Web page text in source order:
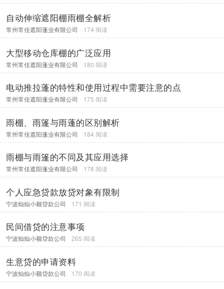
自动伸缩遮阳棚雨棚全解析
常州常佳遮阳蓬业有限公司 174 阅读
大型移动仓库棚的广泛应用
常州常佳遮阳蓬业有限公司 180 阅读
电动推拉蓬的特性和使用过程中需要注意的点
常州常佳遮阳蓬业有限公司 175 阅读
雨棚、雨篷与雨蓬的区别解析
常州常佳遮阳蓬业有限公司 184 阅读
雨棚与雨篷的不同及其应用选择
常州常佳遮阳蓬业有限公司 178 阅读
个人应急贷款放贷对象有限制
宁波灿灿小额贷款公司 171 阅读
民间借贷的注意事项
宁波灿灿小额贷款公司 265 阅读
生意贷的申请资料
宁波灿灿小额贷款公司 170 阅读